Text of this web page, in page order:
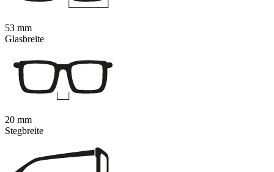
53 mm
Glasbreite
20 mm
Stegbreite